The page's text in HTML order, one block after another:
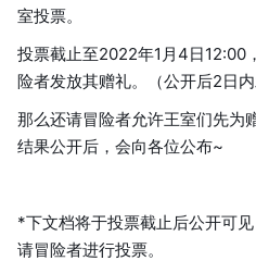
室投票。
投票截止至2022年1月4日12:00
险者发放其赠礼。（公开后2日内
那么还请冒险者允许王室们先为
结果公开后，会向各位公布~
*下文档将于投票截止后公开可
请冒险者进行投票。